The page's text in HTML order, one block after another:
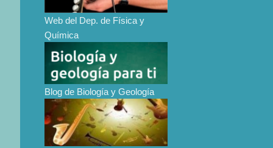
Web del Dep. de Física y
Química
Blog de Biología y Geología